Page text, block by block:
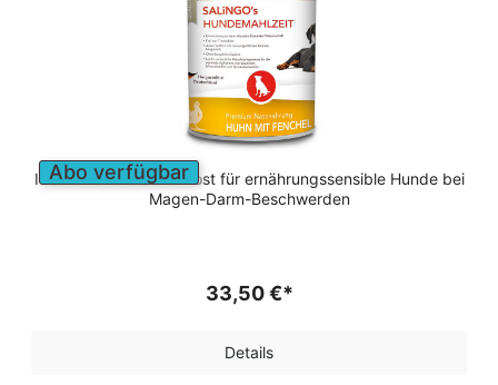
Abo verfügbar
Ideal auch als Schonkost für ernährungssensible Hunde bei
Magen-Darm-Beschwerden
33,50 €*
Details